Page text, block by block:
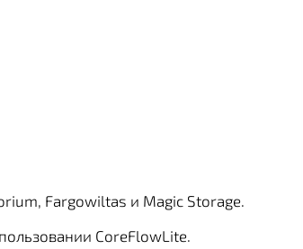
Fargowiltas и Magic Storage.
CoreFlowLite.